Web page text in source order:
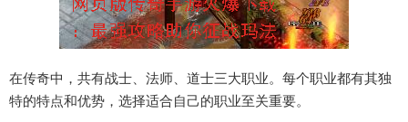
在传奇中，共有战士、法师、道士三大职业。每个职业都有其独
特的特点和优势，选择适合自己的职业至关重要。